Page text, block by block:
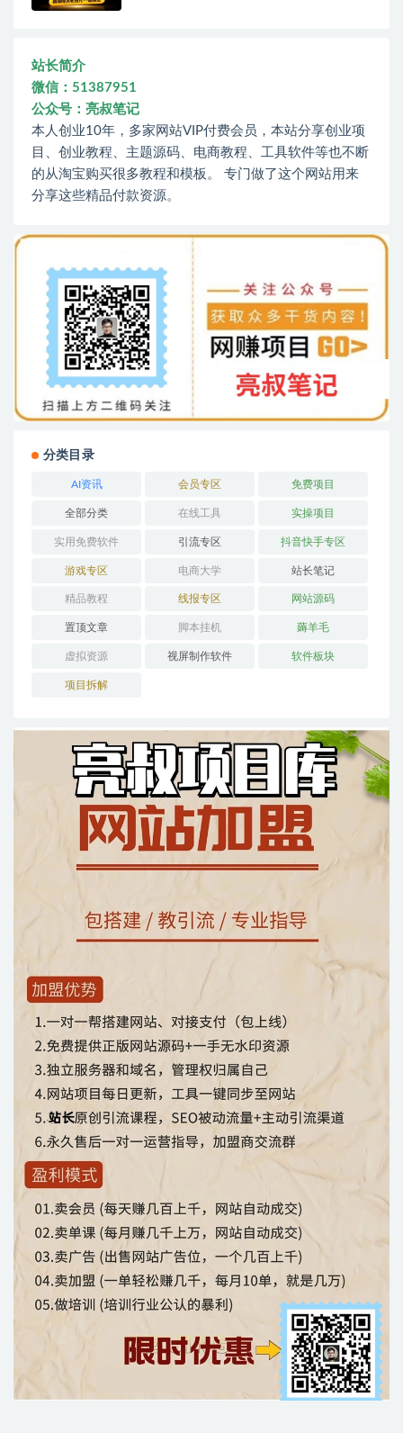
站长简介
微信：51387951
公众号：亮叔笔记
本人创业10年，多家网站VIP付费会员，本站分享创业项
目、创业教程、主题源码、电商教程、工具软件等也不断
的从淘宝购买很多教程和模板。 专门做了这个网站用来
分享这些精品付款资源。
分类目录
AI资讯 会员专区 免费项目
全部分类 在线工具 实操项目
实用免费软件 引流专区 抖音快手专区
游戏专区 电商大学 站长笔记
精品教程 线报专区 网站源码
置顶文章 脚本挂机 薅羊毛
虚拟资源 视屏制作软件 软件板块
项目拆解